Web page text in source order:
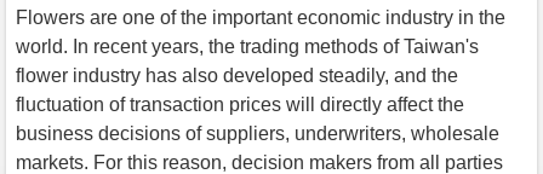
Flowers are one of the important economic industry in the
world. In recent years, the trading methods of Taiwan's
flower industry has also developed steadily, and the
fluctuation of transaction prices will directly affect the
business decisions of suppliers, underwriters, wholesale
markets. For this reason, decision makers from all parties